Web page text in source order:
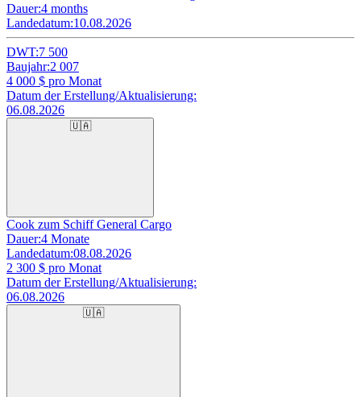
Dauer:4 months
Landedatum:10.08.2026
DWT:7 500
Baujahr:2 007
4 000 $ pro Monat
Datum der Erstellung/Aktualisierung:
06.08.2026
🇺🇦
Cook zum Schiff General Cargo
Dauer:4 Monate
Landedatum:08.08.2026
2 300 $ pro Monat
Datum der Erstellung/Aktualisierung:
06.08.2026
🇺🇦